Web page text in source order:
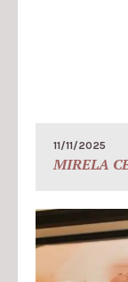
11/11/2025
MIRELA